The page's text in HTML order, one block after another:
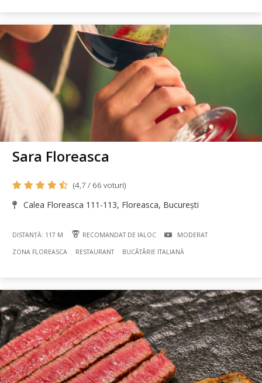
Sara Floreasca
(4,7 / 66 voturi)
Calea Floreasca 111-113, Floreasca, București
DISTANȚĂ: 117 M RECOMANDAT DE IALOC MODERAT
ZONA FLOREASCA RESTAURANT BUCÃTÃRIE ITALIANĂ